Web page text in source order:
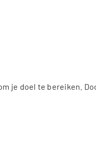
je doel te bereiken.